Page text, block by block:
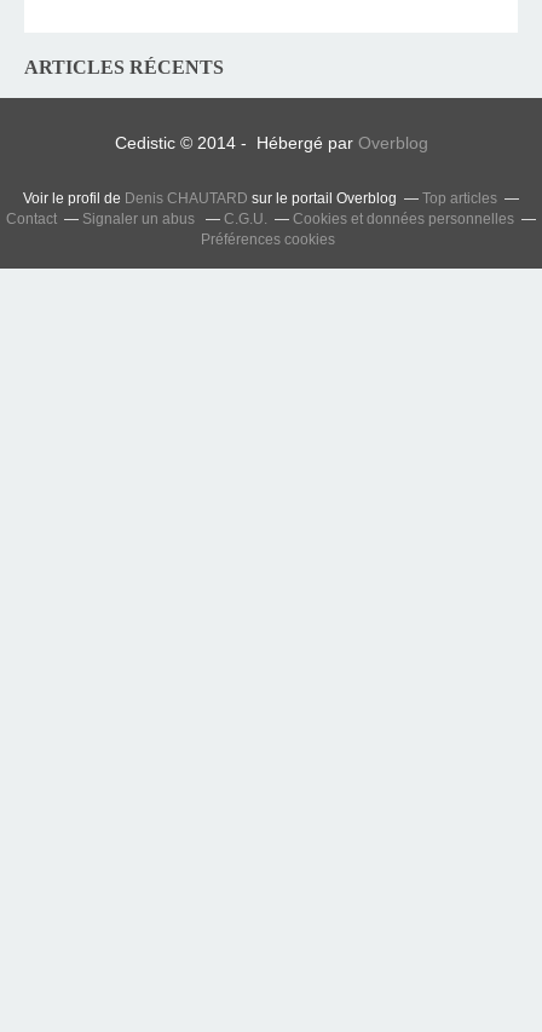
ARTICLES RÉCENTS
Cedistic © 2014 - Hébergé par Overblog
Voir le profil de Denis CHAUTARD sur le portail Overblog
Top articles
Contact
Signaler un abus C.G.U.
Cookies et données personnelles
Préférences cookies